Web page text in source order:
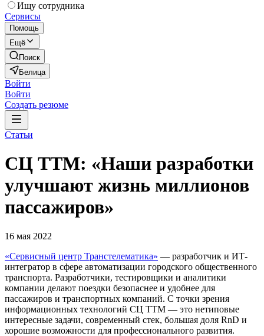
Ищу сотрудника
Сервисы
Помощь
Ещё
Поиск
Белица
Войти
Войти
Создать резюме
Статьи
СЦ ТТМ: «Наши разработки
улучшают жизнь миллионов
пассажиров»
16 мая 2022
«Сервисный центр Транстелематика» — разработчик и ИТ-
интегратор в сфере автоматизации городского общественного
транспорта. Разработчики, тестировщики и аналитики
компании делают поездки безопаснее и удобнее для
пассажиров и транспортных компаний. С точки зрения
информационных технологий СЦ ТТМ — это нетиповые
интересные задачи, современный стек, большая доля RnD и
хорошие возможности для профессионального развития.